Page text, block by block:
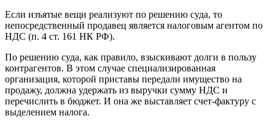
Если изъятые вещи реализуют по решению суда, то
непосредственный продавец является налоговым агентом по
НДС (п. 4 ст. 161 НК РФ).
По решению суда, как правило, взыскивают долги в пользу
контрагентов. В этом случае специализированная
организация, которой приставы передали имущество на
продажу, должна удержать из выручки сумму НДС и
перечислить в бюджет. И она же выставляет счет-фактуру с
выделением налога.